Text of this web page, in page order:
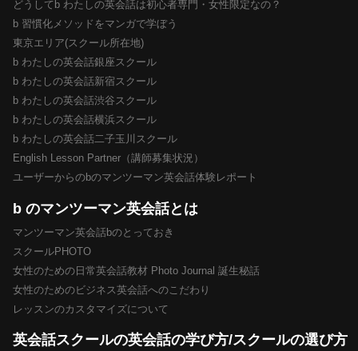
どうしてb わたしの英会話は初心者専門・女性限定なの？
b 習慣化メソッドをマンガで学ぼう
東京エリア(スクール所在地)
b わたしの英会話銀座スクール
b わたしの英会話新宿スクール
b わたしの英会話渋谷スクール
b わたしの英会話横浜スクール
b わたしの英会話二子玉川スクール
English Lesson Partner（講師募集状況）
ユーザーからのbのマンツーマン英会話体験レポート
b のマンツーマン英会話とは
マンツーマン英会話bのとっておき
スクールPHOTO
女性のための日常英会話教材 Photo Journal 誕生秘話
女性のためのビジネス英会話へのこだわり
レッスンのカスタマイズについて
英会話スクールの英会話の学び方/スクールの選び方